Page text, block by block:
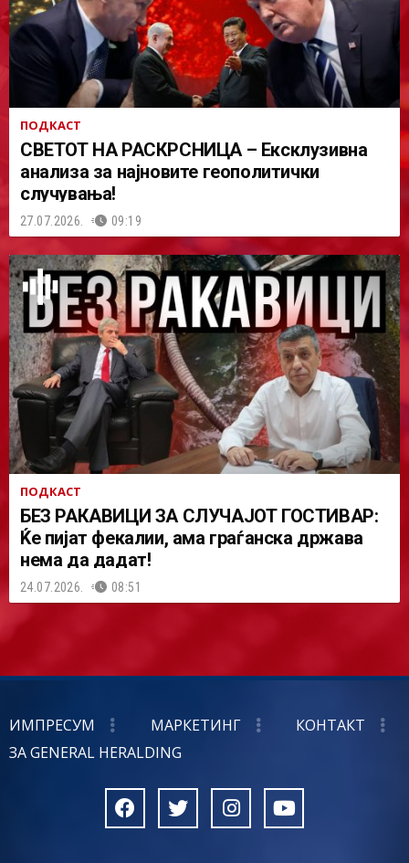
ПОДКАСТ
СВЕТОТ НА РАСКРСНИЦА – Ексклузивна
анализа за најновите геополитички
случувања!
27.07.2026. 09:19
ПОДКАСТ
БЕЗ РАКАВИЦИ ЗА СЛУЧАЈОТ ГОСТИВАР:
Ќе пијат фекалии, ама граѓанска држава
нема да дадат!
24.07.2026. 08:51
ИМПРЕСУМ МАРКЕТИНГ
КОНТАКТ
ЗА GENERAL HERALDING